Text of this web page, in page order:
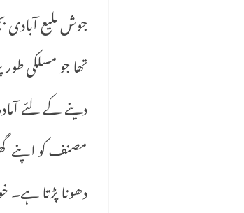
جوش ملیع آبادی
تھا جو مسلکی
دینے کے لئے
مصنف کو اپنے
دھونا پڑتا